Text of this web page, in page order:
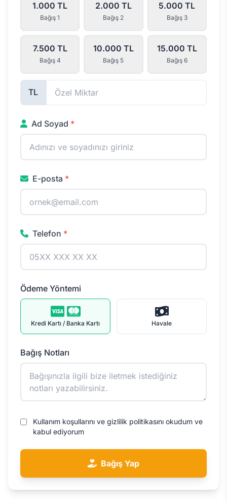
1.000 TL
Bağış 1
2.000 TL
Bağış 2
5.000 TL
Bağış 3
7.500 TL
Bağış 4
10.000 TL
Bağış 5
15.000 TL
Bağış 6
TL
Ad Soyad *
E-posta *
Telefon *
Ödeme Yöntemi
Kredi Kartı / Banka Kartı Havale
Bağış Notları
Kullanım koşullarını ve gizlilik politikasını okudum ve
kabul ediyorum
Bağış Yap